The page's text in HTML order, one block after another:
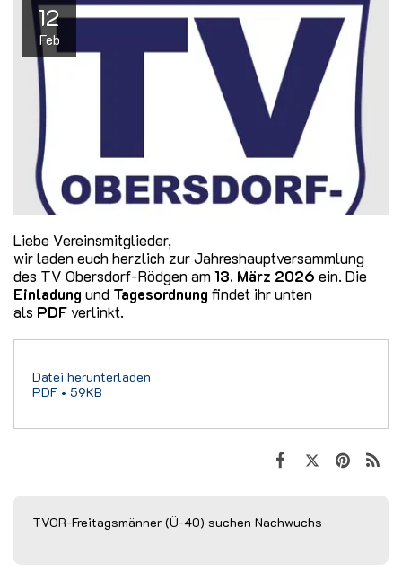
12
Feb
Liebe Vereinsmitglieder,
wir laden euch herzlich zur Jahreshauptversammlung
des TV Obersdorf-Rödgen am13. März 2026 ein. Die
Einladung und Tagesordnung findet ihr unten
als PDF verlinkt.
Datei herunterladen
PDF • 59KB
TVOR-Freitagsmänner (Ü-40) suchen Nachwuchs